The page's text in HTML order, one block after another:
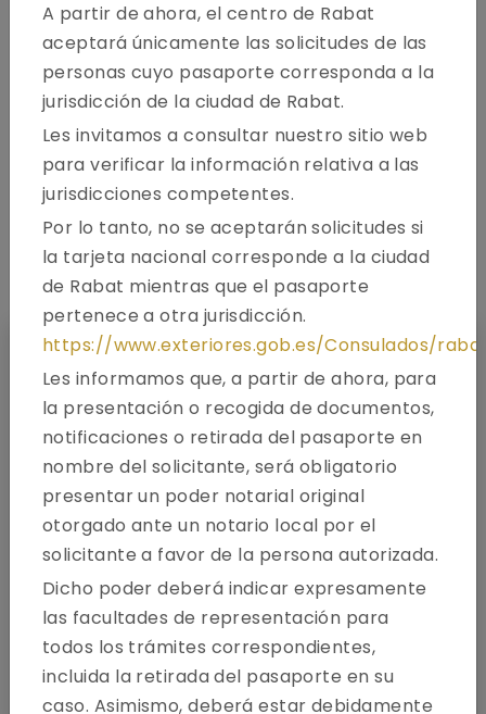
A partir de ahora, el centro de Rabat
aceptará únicamente las solicitudes de las
personas cuyo pasaporte corresponda a la
jurisdicción de la ciudad de Rabat.
Les invitamos a consultar nuestro sitio web
para verificar la información relativa a las
jurisdicciones competentes.
Por lo tanto, no se aceptarán solicitudes si
la tarjeta nacional corresponde a la ciudad
de Rabat mientras que el pasaporte
pertenece a otra jurisdicción.
https://www.exteriores.gob.es/Consulados/
Les informamos que, a partir de ahora, para
la presentación o recogida de documentos,
notificaciones o retirada del pasaporte en
nombre del solicitante, será obligatorio
presentar un poder notarial original
otorgado ante un notario local por el
solicitante a favor de la persona autorizada.
Dicho poder deberá indicar expresamente
las facultades de representación para
todos los trámites correspondientes,
incluida la retirada del pasaporte en su
caso. Asimismo, deberá estar debidamente
para España como principal destino de su viaje. Sírvase
seguir las instrucciones que le proporciona esta página
web para solicitar su visado de manera correcta.
Sobre Nosotros
Cómo aplicar
Conozca su tipo de visa